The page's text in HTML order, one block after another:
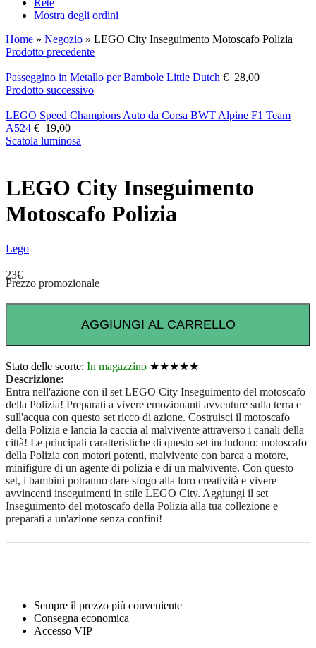
Rete
Mostra degli ordini
Home » Negozio » LEGO City Inseguimento Motoscafo Polizia
Prodotto precedente
Passeggino in Metallo per Bambole Little Dutch € 28,00
Prodotto successivo
LEGO Speed ​​Champions Auto da Corsa BWT Alpine F1 Team
A524 € 19,00
Scatola luminosa
LEGO City Inseguimento
Motoscafo Polizia
Lego
23€
Prezzo promozionale
AGGIUNGI AL CARRELLO
Stato delle scorte: In magazzino ★★★★★
Descrizione:
Entra nell'azione con il set LEGO City Inseguimento del motoscafo
della Polizia! Preparati a vivere emozionanti avventure sulla terra e
sull'acqua con questo set ricco di azione. Costruisci il motoscafo
della Polizia e lancia la caccia al malvivente attraverso i canali della
città! Le principali caratteristiche di questo set includono: motoscafo
della Polizia con motori potenti, malvivente con barca a motore,
minifigure di un agente di polizia e di un malvivente. Con questo
set, i bambini potranno dare sfogo alla loro creatività e vivere
avvincenti inseguimenti in stile LEGO City. Aggiungi il set
Inseguimento del motoscafo della Polizia alla tua collezione e
preparati a un'azione senza confini!
Sempre il prezzo più conveniente
Consegna economica
Accesso VIP